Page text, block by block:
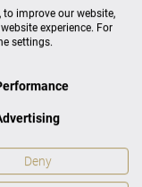
improve our website,
experience. For
settings.
Deny